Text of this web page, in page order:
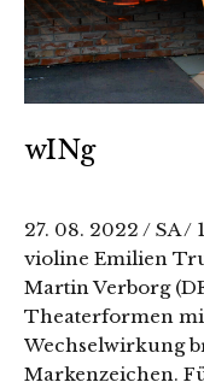
wINg
27. 08. 2022 / SA
violine Emilien
Martin Verborg
Theaterformen
Wechselwirkung
Markenzeichen.